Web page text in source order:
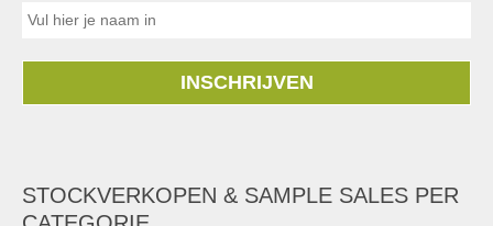
INSCHRIJVEN
STOCKVERKOPEN & SAMPLE SALES PER